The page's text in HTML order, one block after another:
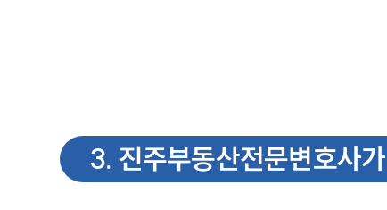
3. 진주부동산전문변호사